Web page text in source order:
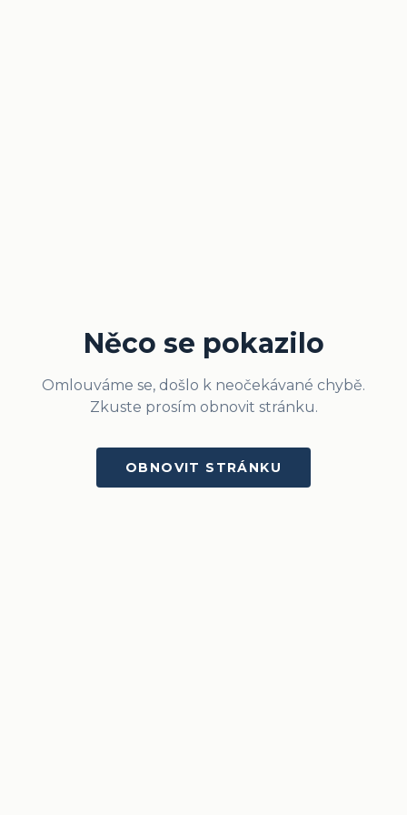
Něco se pokazilo
Omlouváme se, došlo k neočekávané chybě.
Zkuste prosím obnovit stránku.
OBNOVIT STRÁNKU